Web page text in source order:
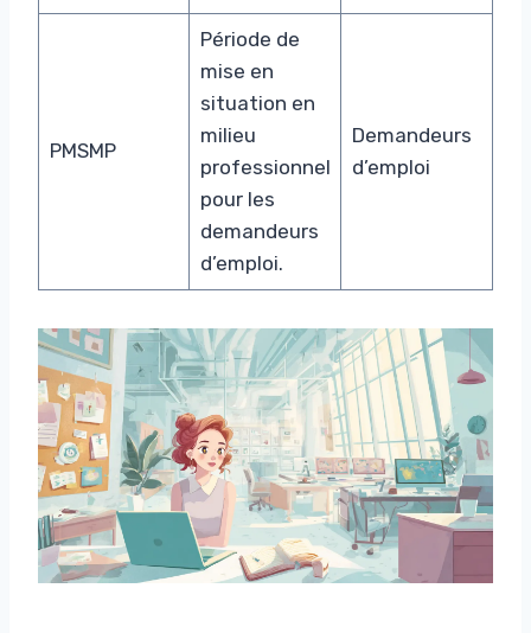
PMSMP
Période de
mise en
situation en
milieu
professionnel
pour les
demandeurs
d’emploi.
Demandeurs
d’emploi